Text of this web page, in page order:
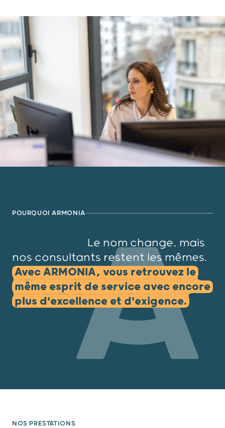
POURQUOI ARMONIA
Le nom change, mais
nos consultants restent les mêmes.
Avec ARMONIA, vous retrouvez le
même esprit de service avec encore
plus d'excellence et d'exigence.
NOS PRESTATIONS